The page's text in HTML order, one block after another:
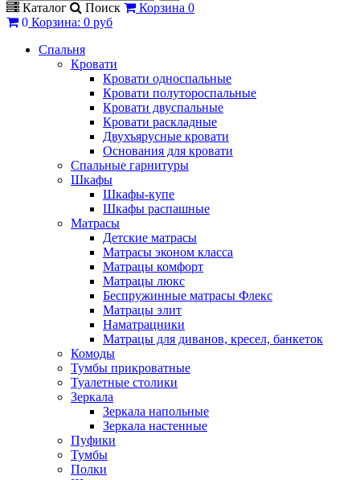
Каталог Поиск Корзина 0
0 Корзина: 0 руб
Спальня
Кровати
Кровати односпальные
Кровати полутороспальные
Кровати двуспальные
Кровати раскладные
Двухъярусные кровати
Основания для кровати
Спальные гарнитуры
Шкафы
Шкафы-купе
Шкафы распашные
Матрасы
Детские матрасы
Матрасы эконом класса
Матрацы комфорт
Матрацы люкс
Беспружинные матрасы Флекс
Матрацы элит
Наматрацники
Матрацы для диванов, кресел, банкеток
Комоды
Тумбы прикроватные
Туалетные столики
Зеркала
Зеркала напольные
Зеркала настенные
Пуфики
Тумбы
Полки